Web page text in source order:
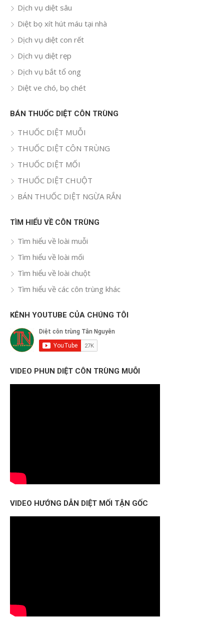
Dịch vụ diệt sâu
Diệt bọ xít hút máu tại nhà
Dịch vụ diệt con rết
Dịch vụ diệt rẹp
Dịch vụ bắt tổ ong
Diệt ve chó, bọ chét
BÁN THUỐC DIỆT CÔN TRÙNG
THUỐC DIỆT MUỖI
THUỐC DIỆT CÔN TRÙNG
THUỐC DIỆT MỐI
THUỐC DIỆT CHUỘT
BÁN THUỐC DIỆT NGỪA RẮN
TÌM HIỂU VỀ CÔN TRÙNG
Tìm hiểu về loài muỗi
Tìm hiểu về loài mối
Tìm hiểu về loài chuột
Tìm hiểu về các côn trùng khác
KÊNH YOUTUBE CỦA CHÚNG TÔI
VIDEO PHUN DIỆT CÔN TRÙNG MUỖI
VIDEO HƯỚNG DẪN DIỆT MỐI TẬN GỐC